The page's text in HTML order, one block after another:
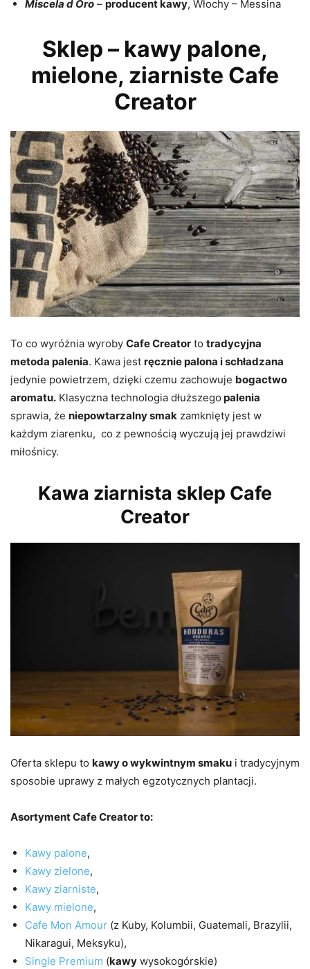
Miscela d Oro – producent kawy, Włochy – Messina
Sklep – kawy palone,
mielone, ziarniste Cafe
Creator
To co wyróżnia wyroby Cafe Creator to tradycyjna
metoda palenia. Kawa jest ręcznie palona i schładzana
jedynie powietrzem, dzięki czemu zachowuje bogactwo
aromatu. Klasyczna technologia dłuższego palenia
sprawia, że niepowtarzalny smak zamknięty jest w
każdym ziarenku, co z pewnością wyczują jej prawdziwi
miłośnicy.
Kawa ziarnista sklep Cafe
Creator
Oferta sklepu to kawy o wykwintnym smaku i tradycyjnym
sposobie uprawy z małych egzotycznych plantacji.
Asortyment Cafe Creator to:
Kawy palone,
Kawy zielone,
Kawy ziarniste,
Kawy mielone,
Cafe Mon Amour (z Kuby, Kolumbii, Guatemali, Brazylii,
Nikaragui, Meksyku),
Single Premium (kawy wysokogórskie)